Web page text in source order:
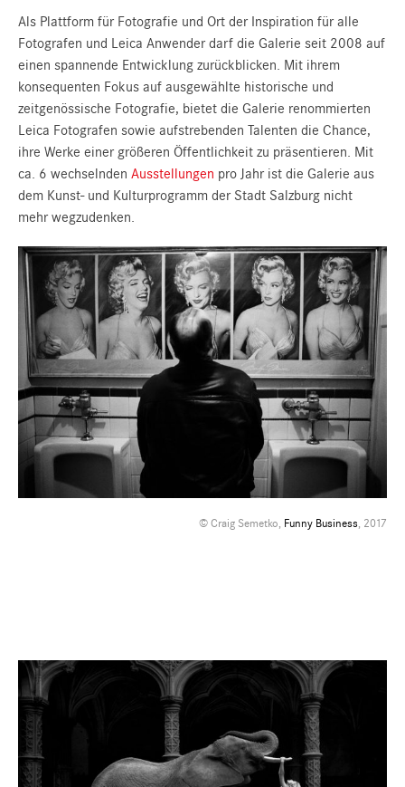
Als Plattform für Fotografie und Ort der Inspiration für alle
Fotografen und Leica Anwender darf die Galerie seit 2008 auf
einen spannende Entwicklung zurückblicken. Mit ihrem
konsequenten Fokus auf ausgewählte historische und
zeitgenössische Fotografie, bietet die Galerie renommierten
Leica Fotografen sowie aufstrebenden Talenten die Chance,
ihre Werke einer größeren Öffentlichkeit zu präsentieren. Mit
ca. 6 wechselnden Ausstellungen pro Jahr ist die Galerie aus
dem Kunst- und Kulturprogramm der Stadt Salzburg nicht
mehr wegzudenken.
© Craig Semetko, Funny Business , 2017